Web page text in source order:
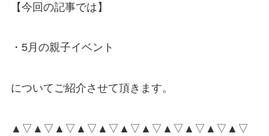
【今回の記事では】
・5月の親子イベント
についてご紹介させて頂きます。
▲▽▲▽▲▽▲▽▲▽▲▽▲▽▲▽▲▽▲▽▲▽